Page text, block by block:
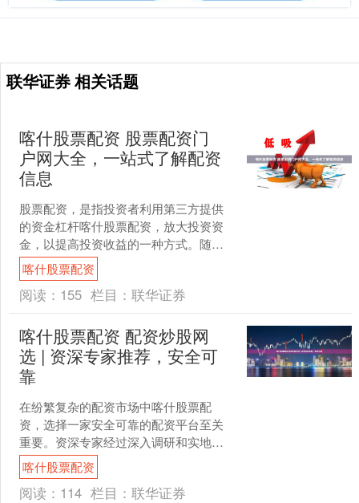
联华证券 相关话题
喀什股票配资 股票配资门
户网大全，一站式了解配资
信息
股票配资，是指投资者利用第三方提供
的资金杠杆喀什股票配资，放大投资资
金，以提高投资收益的一种方式。随着
股票市场的火热，股票配资也逐渐受到
投资者的青睐。 * **....
喀什股票配资
阅读： 155 栏目： 联华证券
喀什股票配资 配资炒股网
选 | 资深专家推荐，安全可
靠
在纷繁复杂的配资市场中喀什股票配
资，选择一家安全可靠的配资平台至关
重要。资深专家经过深入调研和实地考
察，为您推荐以下配资炒股网： 用户可
以在股票配资平台查询网上....
喀什股票配资
阅读： 114 栏目： 联华证券